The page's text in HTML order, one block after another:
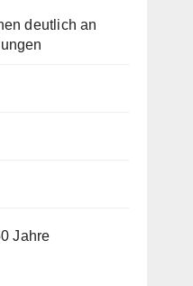
deutlich an
Jahre